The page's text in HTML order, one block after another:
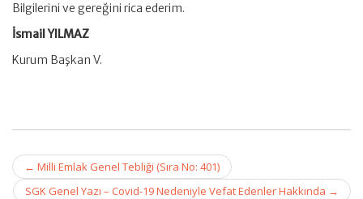
Bilgilerini ve gereğini rica ederim.
İsmail YILMAZ
Kurum Başkan V.
Post
navigation
← Milli Emlak Genel Tebliği (Sıra No: 401)
SGK Genel Yazı – Covid-19 Nedeniyle Vefat Edenler Hakkında →